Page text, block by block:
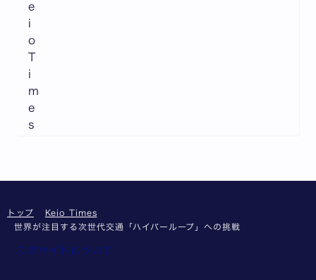
e
i
o
T
i
m
e
s
トップ
Keio Times
世界が注目する次世代交通「ハイパーループ」への挑戦
このサイトについて